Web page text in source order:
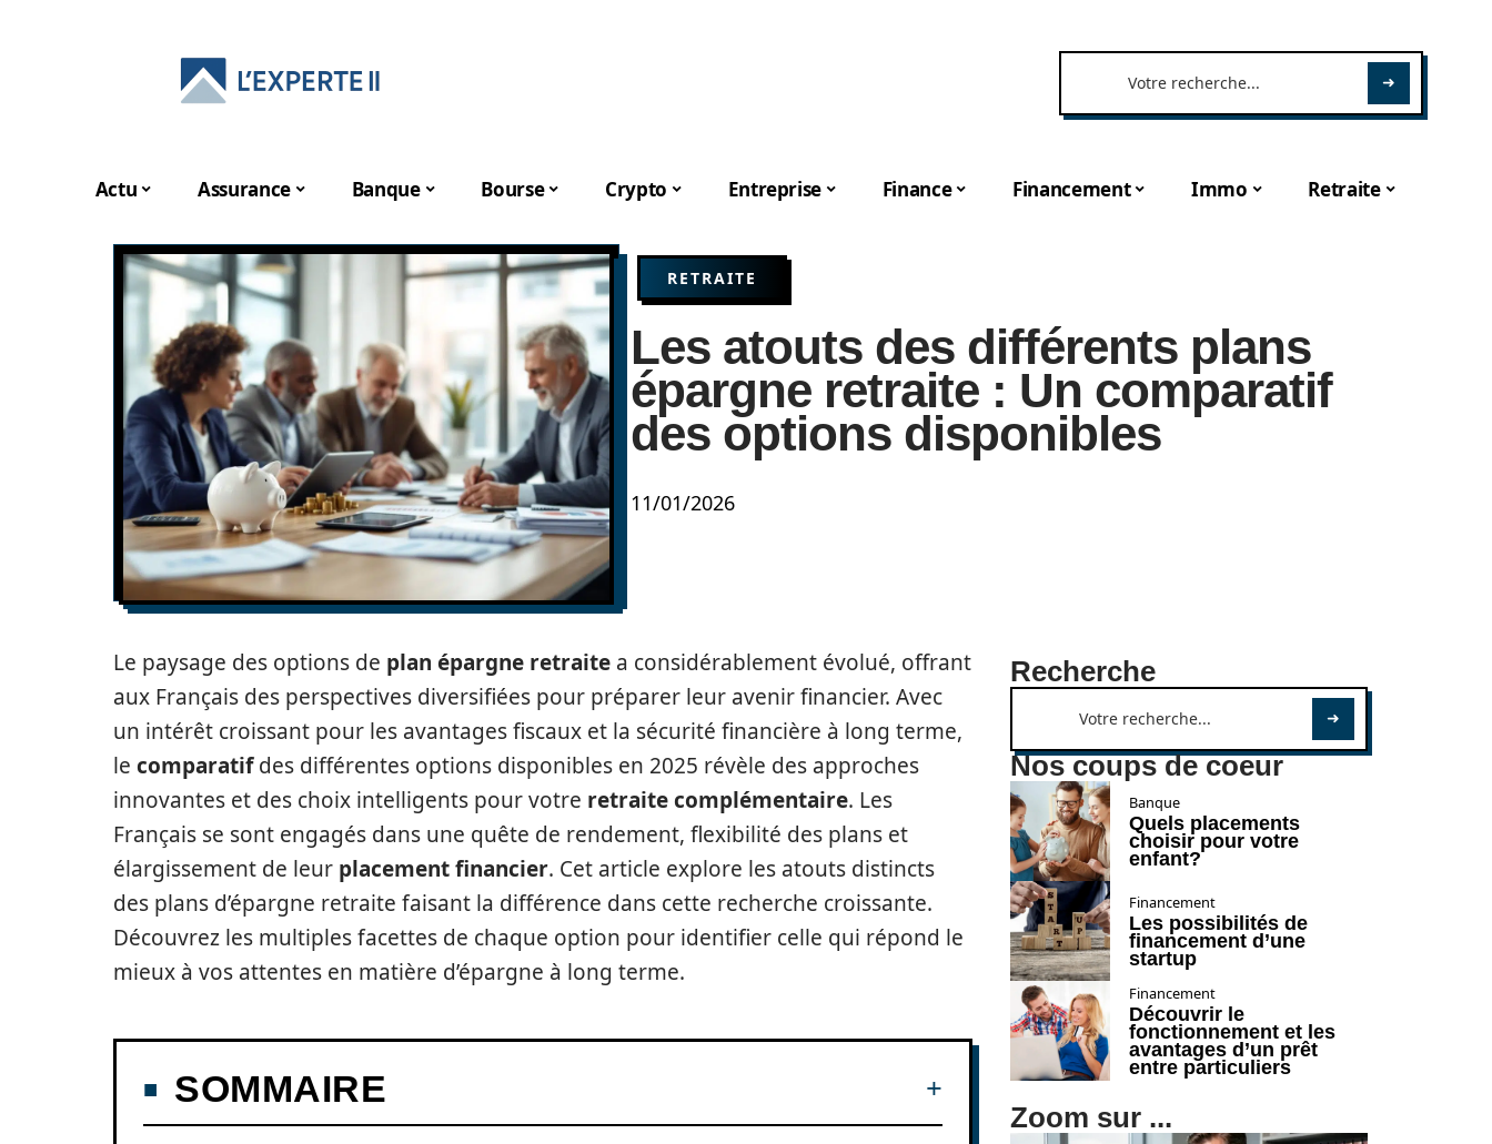
Actu Assurance Banque Bourse Crypto Entreprise Finance Financement Immo Retraite
RETRAITE
Les atouts des différents plans
épargne retraite : Un comparatif
des options disponibles
11/01/2026
Le paysage des options de plan épargne retraite a considérablement évolué, offrant
aux Français des perspectives diversifiées pour préparer leur avenir financier. Avec
un intérêt croissant pour les avantages fiscaux et la sécurité financière à long terme,
le comparatifdes différentes options disponibles en 2025 révèle des approches
innovantes et des choix intelligents pour votre retraite complémentaire. Les
Français se sont engagés dans une quête de rendement, flexibilité des plans et
élargissement de leur placement financier. Cet article explore les atouts distincts
des plans d’épargne retraite faisant la différence dans cette recherche croissante.
Découvrez les multiples facettes de chaque option pour identifier celle qui répond le
mieux à vos attentes en matière d’épargne à long terme.
SOMMAIRE
Recherche
Nos coups de coeur
Banque
Quels placements
choisir pour votre
enfant?
Financement
Les possibilités de
financement d’une
startup
Financement
Découvrir le
fonctionnement et les
avantages d’un prêt
entre particuliers
Zoom sur ...